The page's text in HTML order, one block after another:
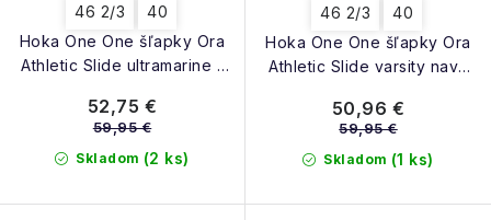
Hoka One One šľapky Ora
Athletic Slide ultramarine -
46 2/3 40
Skladom (2 ks)
52,75 €
59,95 €
Hoka One One šľapky Ora
Athletic Slide varsity navy
46 2/3 40
Skladom (1 ks)
50,96 €
59,95 €